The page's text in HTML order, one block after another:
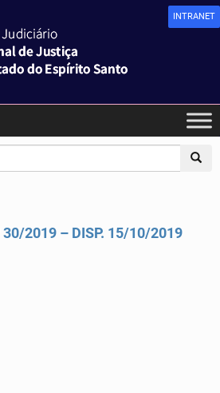
INTRANET
30/2019 – DISP. 15/10/2019